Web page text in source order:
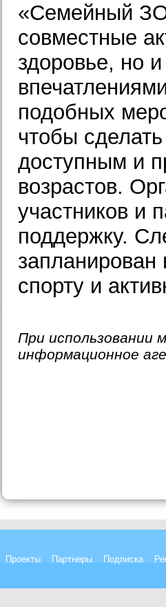
«Семейный
совместные
здоровье, но
подобных
чтобы
доступным и
возрастов.
участников и
поддержку.
запланирован
спорту и
При использовании
информационное
Проекты Партнеры Подписка